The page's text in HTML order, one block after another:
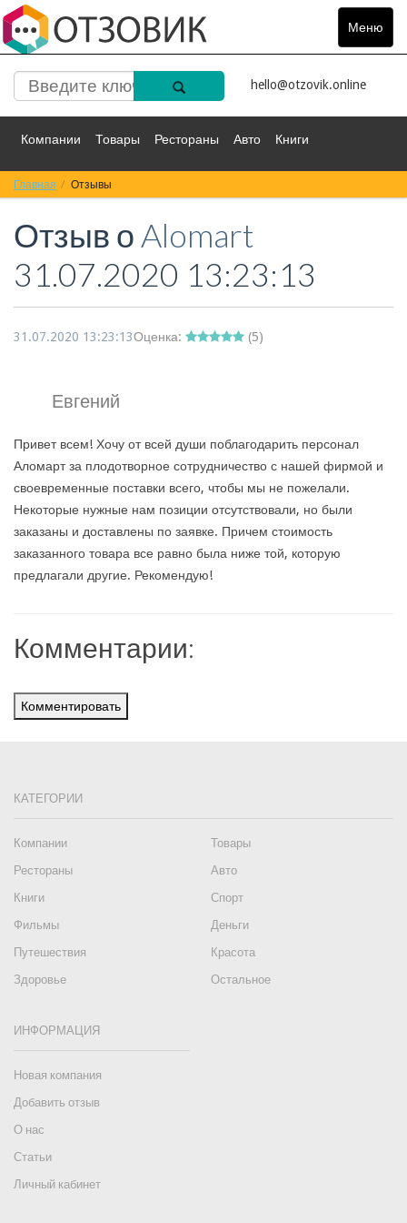
Меню
Toggle
hello@otzovik.online
Компании Товары Рестораны Авто Книги
Спорт Фильмы
Красота Здоровье Остальное
Главная Отзывы
Отзыв о Alomart
31.07.2020 13:23:13
31.07.2020 13:23:13Оценка: (5)
Евгений
Привет всем! Хочу от всей души поблагодарить персонал
Аломарт за плодотворное сотрудничество с нашей фирмой и
своевременные поставки всего, чтобы мы не пожелали.
Некоторые нужные нам позиции отсутствовали, но были
заказаны и доставлены по заявке. Причем стоимость
заказанного товара все равно была ниже той, которую
предлагали другие. Рекомендую!
Комментарии:
Комментировать
КАТЕГОРИИ
Компании
Товары
Рестораны
Авто
Книги
Спорт
Фильмы
Деньги
Путешествия
Красота
Здоровье
Остальное
ИНФОРМАЦИЯ
Новая компания
Добавить отзыв
О нас
Статьи
Личный кабинет